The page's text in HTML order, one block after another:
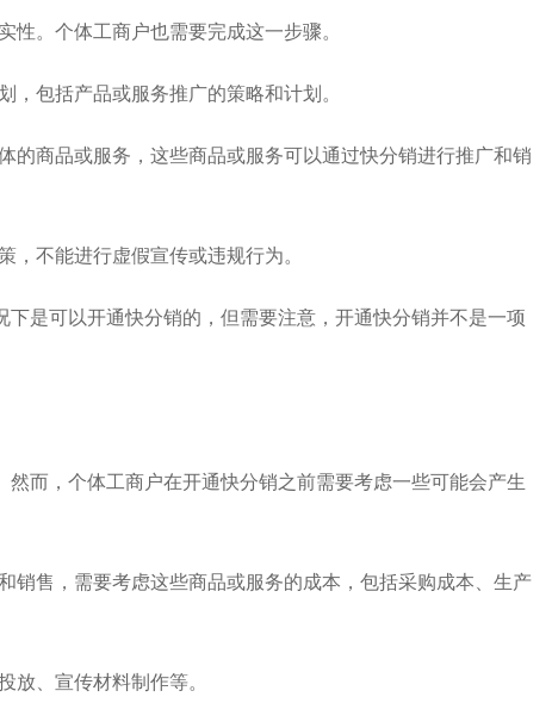
。个体工商户也需要完成这一步骤。
包括产品或服务推广的策略和计划。
商品或服务，这些商品或服务可以通过快分销进行推广和销
不能进行虚假宣传或违规行为。
是可以开通快分销的，但需要注意，开通快分销并不是一项
而，个体工商户在开通快分销之前需要考虑一些可能会产生
销售，需要考虑这些商品或服务的成本，包括采购成本、生产
、宣传材料制作等。